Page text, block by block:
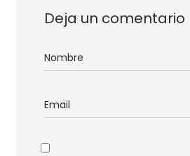
Deja un comentario